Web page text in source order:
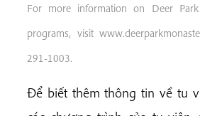
For more information on Deer
programs, visit
291-1003.
Để biết thêm thông tin về tu